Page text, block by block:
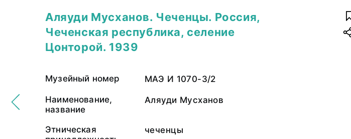
Аляуди Мусханов. Чеченцы. Россия,
Чеченская республика, селение
Цонторой. 1939
Музейный номер МАЭ И 1070-3/2
Наименование,
название
Аляуди Мусханов
Этническая
чеченцы